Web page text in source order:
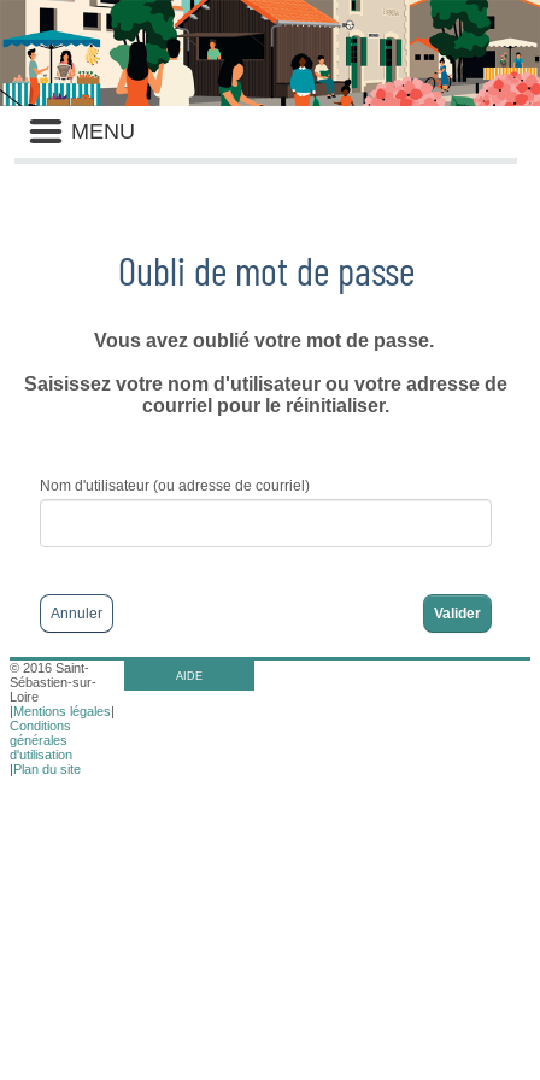
Liste
des
MENU
Oubli de mot de passe
Vous avez oublié votre mot de passe.
Saisissez votre nom d'utilisateur ou votre adresse de
courriel pour le réinitialiser.
Nom d'utilisateur (ou adresse de courriel)
Annuler
© 2016 Saint-
Sébastien-sur-
Loire
|Mentions légales|
Conditions
générales
d'utilisation
|Plan du site
AIDE